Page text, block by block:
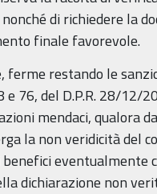
di richiedere la
finale favorevole.
ferme restando le
76, del D.P.R. 28/12/
mendaci, qualora
la non veridicità del
benefici
dichiarazione non